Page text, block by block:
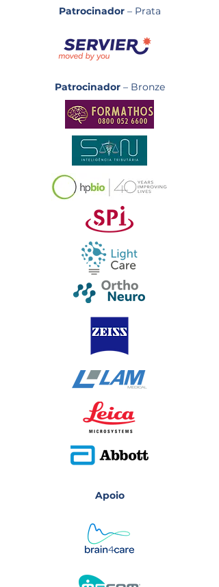
Patrocinador– Prata
Patrocinador– Bronze
Apoio